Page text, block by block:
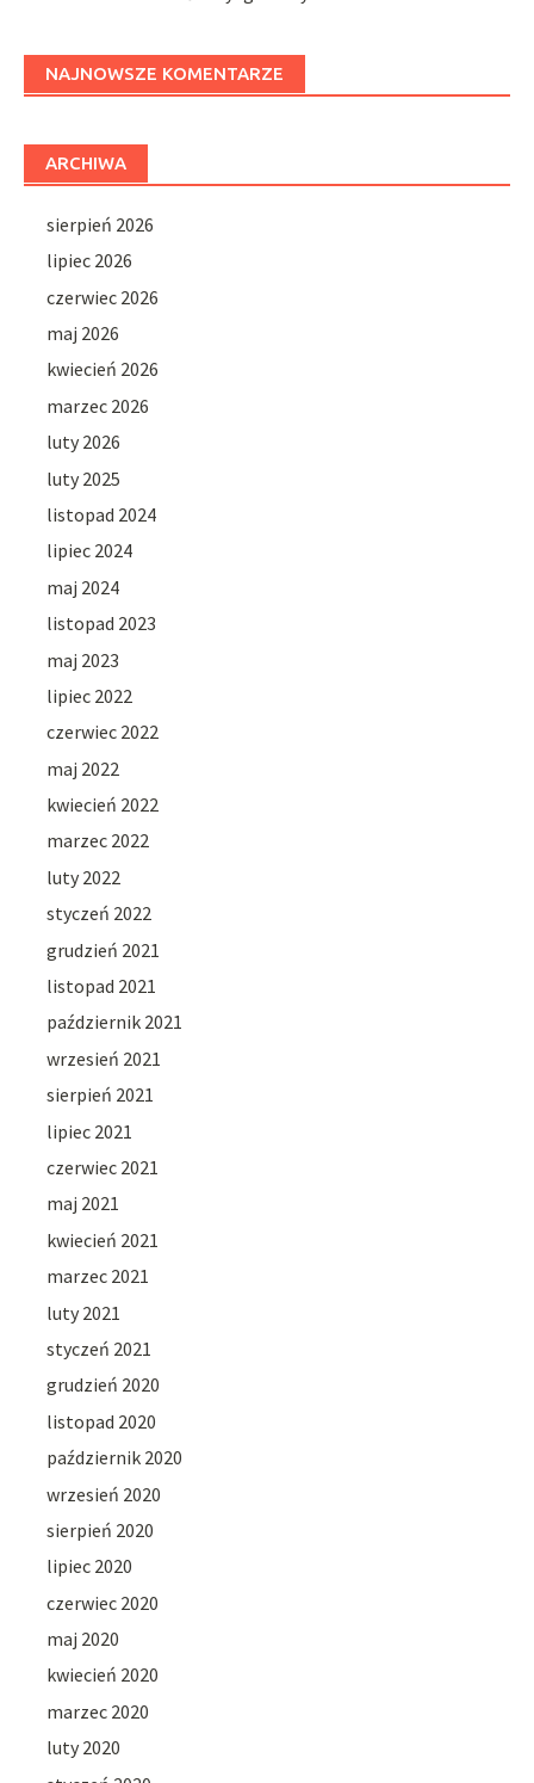
NAJNOWSZE KOMENTARZE
ARCHIWA
sierpień 2026
lipiec 2026
czerwiec 2026
maj 2026
kwiecień 2026
marzec 2026
luty 2026
luty 2025
listopad 2024
lipiec 2024
maj 2024
listopad 2023
maj 2023
lipiec 2022
czerwiec 2022
maj 2022
kwiecień 2022
marzec 2022
luty 2022
styczeń 2022
grudzień 2021
listopad 2021
październik 2021
wrzesień 2021
sierpień 2021
lipiec 2021
czerwiec 2021
maj 2021
kwiecień 2021
marzec 2021
luty 2021
styczeń 2021
grudzień 2020
listopad 2020
październik 2020
wrzesień 2020
sierpień 2020
lipiec 2020
czerwiec 2020
maj 2020
kwiecień 2020
marzec 2020
luty 2020